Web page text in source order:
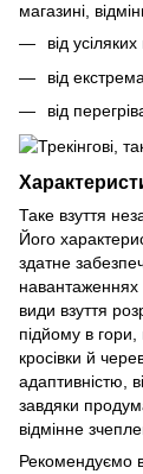
магазині,
від
від
від
Таке взуття
Його
здатне
види взуття
підйому в гори,
кросівки й
адаптивністю,
завдяки
відмінне
Рекомендуємо